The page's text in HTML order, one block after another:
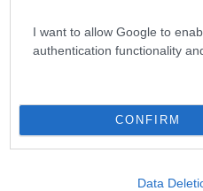
I want to allow Google to
authentication functionality
CONFIRM
Data